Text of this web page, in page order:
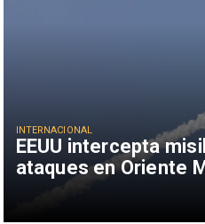
EEUU intercepta
ataques en Oriente
INTERNACIONAL